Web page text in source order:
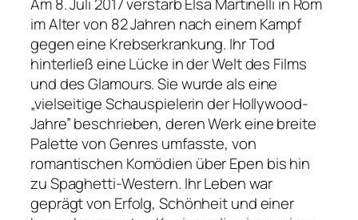
im Alter von 82 Jahren nach einem Kampf
gegen eine Krebserkrankung. Ihr Tod
hinterließ eine Lücke in der Welt des Films
und des Glamours. Sie wurde als eine
„vielseitige Schauspielerin der Hollywood-
Jahre” beschrieben, deren Werk eine breite
Palette von Genres umfasste, von
romantischen Komödien über Epen bis hin
zu Spaghetti-Western. Ihr Leben war
geprägt von Erfolg, Schönheit und einer